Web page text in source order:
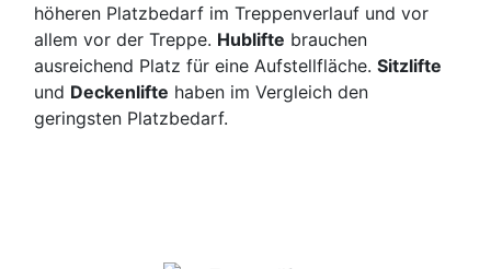
höheren Platzbedarf im Treppenverlauf und vor
allem vor der Treppe. Hublifte brauchen
ausreichend Platz für eine Aufstellfläche. Sitzlifte
und Deckenlifte haben im Vergleich den
geringsten Platzbedarf.